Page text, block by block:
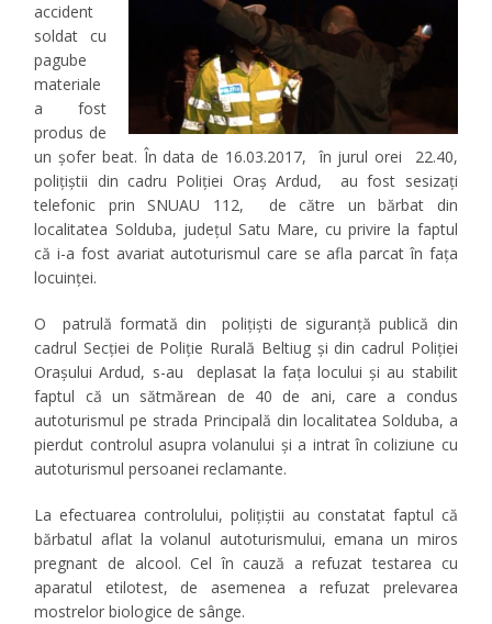
accident
soldat cu
pagube
materiale
a fost
produs de
un șofer beat. În data de 16.03.2017, în jurul orei 22.40,
polițiștii din cadru Poliției Oraș Ardud, au fost sesizați
telefonic prin SNUAU 112, de către un bărbat din
localitatea Solduba, județul Satu Mare, cu privire la faptul
că i-a fost avariat autoturismul care se afla parcat în fața
locuinței.
O patrulă formată din polițiști de siguranță publică din
cadrul Secției de Poliție Rurală Beltiug și din cadrul Poliției
Orașului Ardud, s-au deplasat la fața locului și au stabilit
faptul că un sătmărean de 40 de ani, care a condus
autoturismul pe strada Principală din localitatea Solduba, a
pierdut controlul asupra volanului și a intrat în coliziune cu
autoturismul persoanei reclamante.
La efectuarea controlului, polițiștii au constatat faptul că
bărbatul aflat la volanul autoturismului, emana un miros
pregnant de alcool. Cel în cauză a refuzat testarea cu
aparatul etilotest, de asemenea a refuzat prelevarea
mostrelor biologice de sânge.